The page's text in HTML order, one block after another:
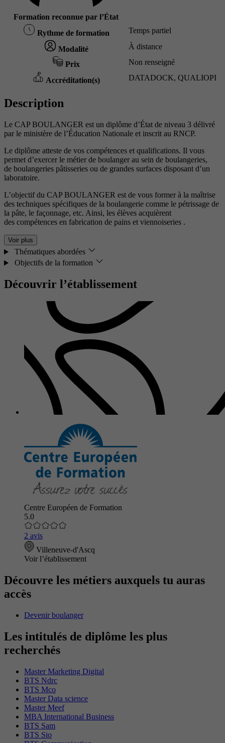
Formation reconnue par l’État
Rythme de formation Temps partiel
Modalité À distance
Prix Non renseigné
Accréditation(s) DATADOCK, QUALIOPI
Description
Le CAP BOULANGER est un diplôme d’État de niveau 3 délivré
par le ministère de l’Éducation Nationale et inscrit au RNCP.
Le diplôme atteste de vos compétences et qualifications. Il vous
permet d’exercer le métier de boulanger au sein de boulangeries,
de boulangeries pâtisseries ou de grandes surfaces disposant d’un
laboratoire.
L’objectif du CAP BOULANGER est de vous former à la maîtrise
des techniques spécifiques de la boulangerie comme le pétrissage de
la pâte, le façonnage, etc. Ainsi, les élèves acquièrent
des compétences en fabrication de pains et viennoiseries .
Voir plus
Thématiques abordées
Objectifs de la formation
Découvrir l’établissement
Centre Européen de Formation
5.0
2 avis
Villeneuve-d'Ascq
Voir l’établissement
Découvre les métiers auxquels tu auras
accès
Devenir boulanger
Les intitulés de diplôme les plus
recherchés
Master Marketing Digital
BTS Ndrc
BTS Mco
Master Data science
Master Meef
MBA International Business
BTS Sam
BTS Sio